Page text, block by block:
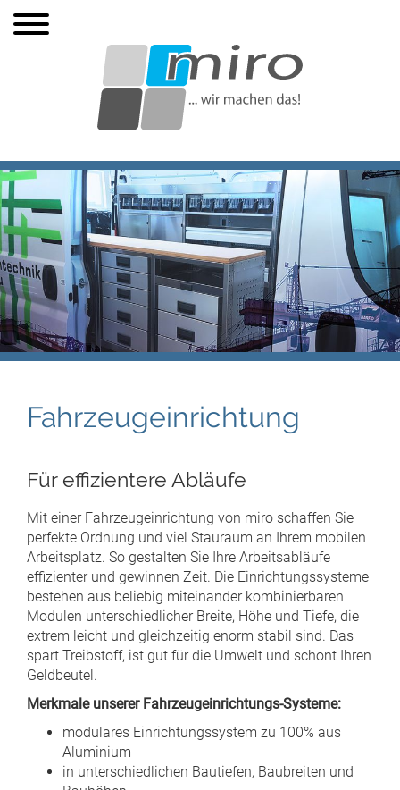
Fahrzeugeinrichtung
Für effizientere Abläufe
Mit einer Fahrzeugeinrichtung von miro schaffen Sie
perfekte Ordnung und viel Stauraum an Ihrem mobilen
Arbeitsplatz. So gestalten Sie Ihre Arbeitsabläufe
effizienter und gewinnen Zeit. Die Einrichtungssysteme
bestehen aus beliebig miteinander kombinierbaren
Modulen unterschiedlicher Breite, Höhe und Tiefe, die
extrem leicht und gleichzeitig enorm stabil sind. Das
spart Treibstoff, ist gut für die Umwelt und schont Ihren
Geldbeutel.
Merkmale unserer Fahrzeugeinrichtungs-Systeme:
modulares Einrichtungssystem zu 100% aus
Aluminium
in unterschiedlichen Bautiefen, Baubreiten und